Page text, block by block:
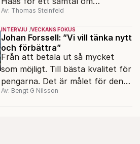
migrationens myter.
Av: Thomas Steinfeld
INTERVJU VECKANS FOKUS
Johan Forssell: ”Vi vill tänka nytt
och förbättra”
Från att betala ut så mycket
som möjligt. Till bästa kvalitet för
pengarna. Det är målet för den
nya biståndspolitiken, enligt
Av: Bengt G Nilsson